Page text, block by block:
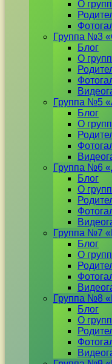
О
Группа №3
Блог
О
Группа №5
Блог
О
Группа №6
Блог
О
Группа №7
Блог
О
Группа №8
Блог
О